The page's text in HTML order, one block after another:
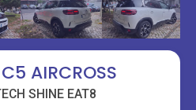
AIRCROSS
SHINE EAT8